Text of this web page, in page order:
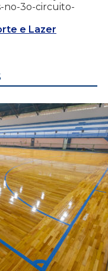
no-3o-circuito-
e Lazer